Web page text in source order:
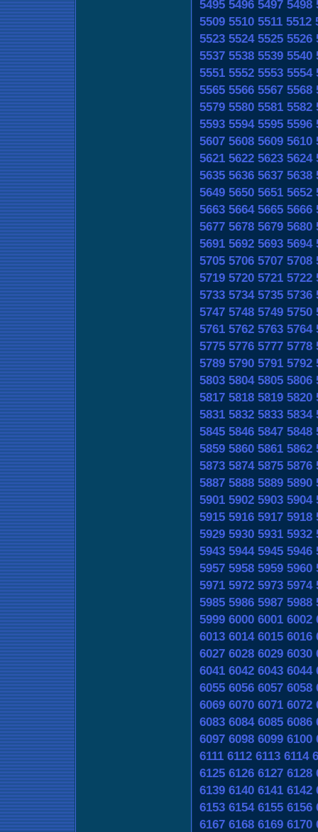
5495 5496 5497 5498
5509 5510 5511 5512
5523 5524 5525 5526
5537 5538 5539 5540
5551 5552 5553 5554
5565 5566 5567 5568
5579 5580 5581 5582
5593 5594 5595 5596
5607 5608 5609 5610
5621 5622 5623 5624
5635 5636 5637 5638
5649 5650 5651 5652
5663 5664 5665 5666
5677 5678 5679 5680
5691 5692 5693 5694
5705 5706 5707 5708
5719 5720 5721 5722
5733 5734 5735 5736
5747 5748 5749 5750
5761 5762 5763 5764
5775 5776 5777 5778
5789 5790 5791 5792
5803 5804 5805 5806
5817 5818 5819 5820
5831 5832 5833 5834
5845 5846 5847 5848
5859 5860 5861 5862
5873 5874 5875 5876
5887 5888 5889 5890
5901 5902 5903 5904
5915 5916 5917 5918
5929 5930 5931 5932
5943 5944 5945 5946
5957 5958 5959 5960
5971 5972 5973 5974
5985 5986 5987 5988
5999 6000 6001 6002
6013 6014 6015 6016
6027 6028 6029 6030
6041 6042 6043 6044
6055 6056 6057 6058
6069 6070 6071 6072
6083 6084 6085 6086
6097 6098 6099 6100
6111 6112 6113 6114
6125 6126 6127 6128
6139 6140 6141 6142
6153 6154 6155 6156
6167 6168 6169 6170